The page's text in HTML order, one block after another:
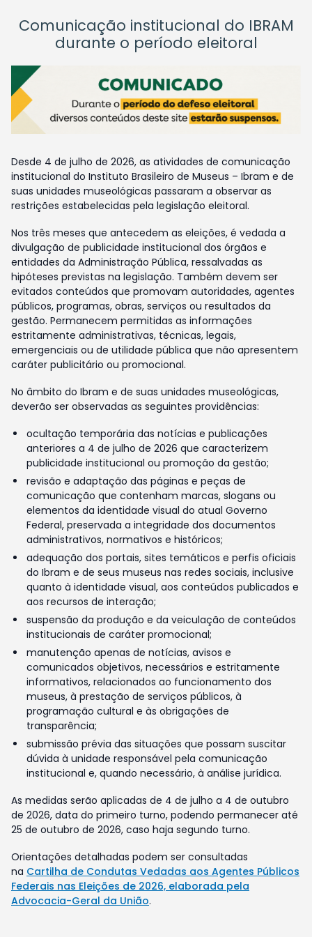
Comunicação institucional do IBRAM
durante o período eleitoral
Desde 4 de julho de 2026, as atividades de comunicação
institucional do Instituto Brasileiro de Museus – Ibram e de
suas unidades museológicas passaram a observar as
restrições estabelecidas pela legislação eleitoral.
Nos três meses que antecedem as eleições, é vedada a
divulgação de publicidade institucional dos órgãos e
entidades da Administração Pública, ressalvadas as
hipóteses previstas na legislação. Também devem ser
evitados conteúdos que promovam autoridades, agentes
públicos, programas, obras, serviços ou resultados da
gestão. Permanecem permitidas as informações
estritamente administrativas, técnicas, legais,
emergenciais ou de utilidade pública que não apresentem
caráter publicitário ou promocional.
No âmbito do Ibram e de suas unidades museológicas,
deverão ser observadas as seguintes providências:
ocultação temporária das notícias e publicações
anteriores a 4 de julho de 2026 que caracterizem
publicidade institucional ou promoção da gestão;
revisão e adaptação das páginas e peças de
comunicação que contenham marcas, slogans ou
elementos da identidade visual do atual Governo
Federal, preservada a integridade dos documentos
administrativos, normativos e históricos;
adequação dos portais, sites temáticos e perfis oficiais
do Ibram e de seus museus nas redes sociais, inclusive
quanto à identidade visual, aos conteúdos publicados e
aos recursos de interação;
suspensão da produção e da veiculação de conteúdos
institucionais de caráter promocional;
manutenção apenas de notícias, avisos e
comunicados objetivos, necessários e estritamente
informativos, relacionados ao funcionamento dos
museus, à prestação de serviços públicos, à
programação cultural e às obrigações de
transparência;
submissão prévia das situações que possam suscitar
dúvida à unidade responsável pela comunicação
institucional e, quando necessário, à análise jurídica.
As medidas serão aplicadas de 4 de julho a 4 de outubro
de 2026, data do primeiro turno, podendo permanecer até
25 de outubro de 2026, caso haja segundo turno.
Orientações detalhadas podem ser consultadas
na Cartilha de Condutas Vedadas aos Agentes Públicos
Federais nas Eleições de 2026, elaborada pela
Advocacia-Geral da União.